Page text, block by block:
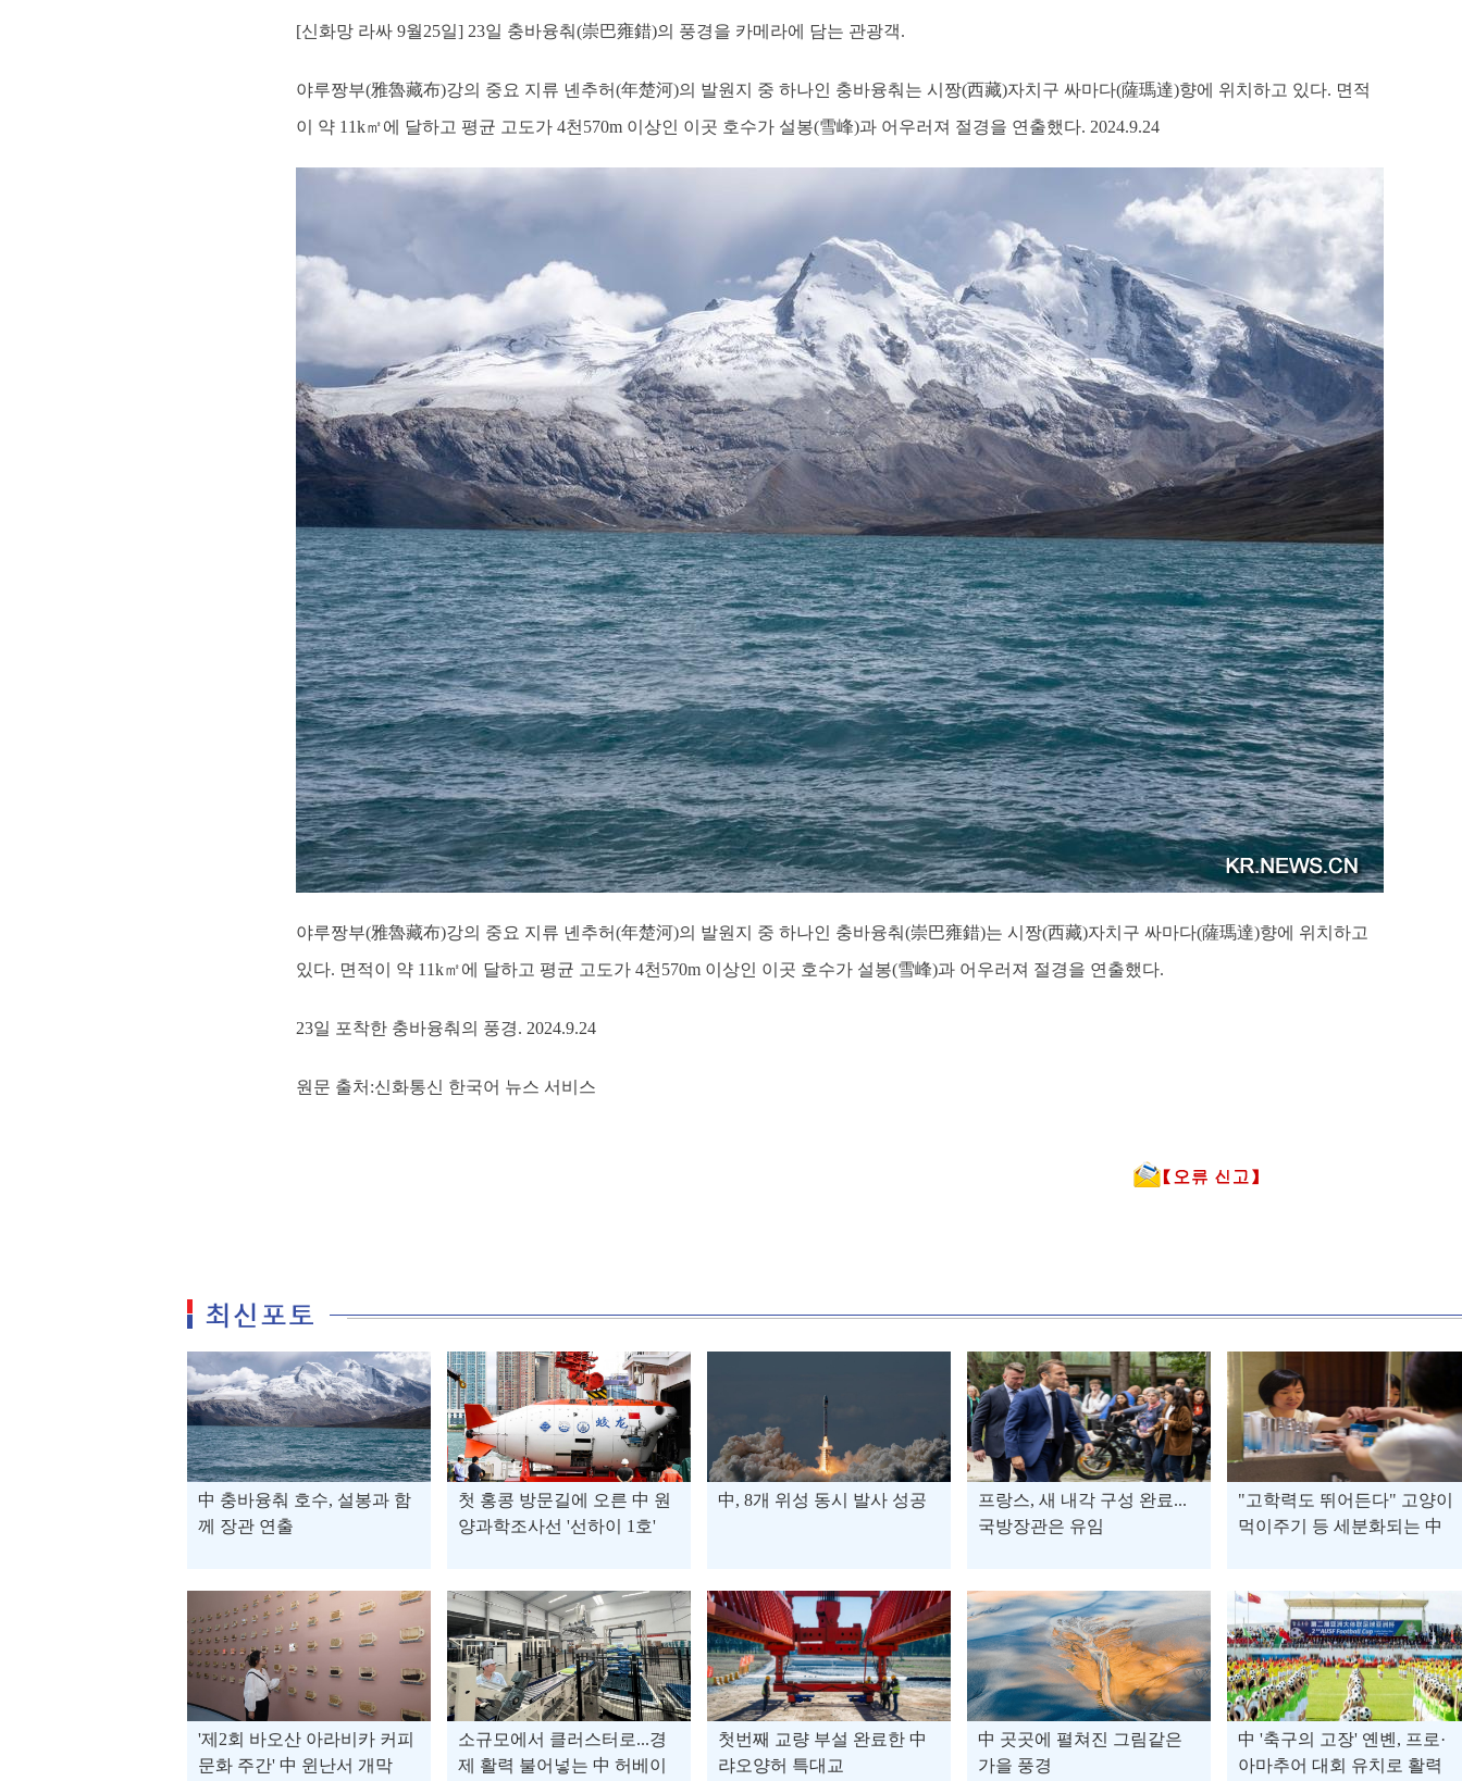
[신화망 라싸 9월25일] 23일 충바융춰(崇巴雍錯)의 풍경을 카메라에 담는 관광객.
야루짱부(雅魯藏布)강의 중요 지류 녠추허(年楚河)의 발원지 중 하나인 충바융춰는 시짱(西藏)자치구 싸마다(薩瑪達)향에 위치하고 있다. 면적
이 약 11k㎡에 달하고 평균 고도가 4천570m 이상인 이곳 호수가 설봉(雪峰)과 어우러져 절경을 연출했다. 2024.9.24
야루짱부(雅魯藏布)강의 중요 지류 녠추허(年楚河)의 발원지 중 하나인 충바융춰(崇巴雍錯)는 시짱(西藏)자치구 싸마다(薩瑪達)향에 위치하고
있다. 면적이 약 11k㎡에 달하고 평균 고도가 4천570m 이상인 이곳 호수가 설봉(雪峰)과 어우러져 절경을 연출했다.
23일 포착한 충바융춰의 풍경. 2024.9.24
원문 출처:신화통신 한국어 뉴스 서비스
中 충바융춰 호수, 설봉과 함
께 장관 연출
첫 홍콩 방문길에 오른 中 원
양과학조사선 '선하이 1호'
中, 8개 위성 동시 발사 성공
프랑스, 새 내각 구성 완료...
국방장관은 유임
"고학력도 뛰어든다" 고양이
먹이주기 등 세분화되는 中
'제2회 바오산 아라비카 커피
문화 주간' 中 윈난서 개막
소규모에서 클러스터로...경
제 활력 불어넣는 中 허베이
첫번째 교량 부설 완료한 中
랴오양허 특대교
中 곳곳에 펼쳐진 그림같은
가을 풍경
中 '축구의 고장' 옌볜, 프로·
아마추어 대회 유치로 활력